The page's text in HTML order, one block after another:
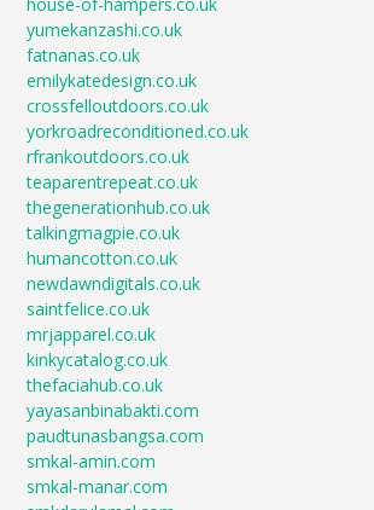
house-of-hampers.co.uk
yumekanzashi.co.uk
fatnanas.co.uk
emilykatedesign.co.uk
crossfelloutdoors.co.uk
yorkroadreconditioned.co.uk
rfrankoutdoors.co.uk
teaparentrepeat.co.uk
thegenerationhub.co.uk
talkingmagpie.co.uk
humancotton.co.uk
newdawndigitals.co.uk
saintfelice.co.uk
mrjapparel.co.uk
kinkycatalog.co.uk
thefaciahub.co.uk
yayasanbinabakti.com
paudtunasbangsa.com
smkal-amin.com
smkal-manar.com